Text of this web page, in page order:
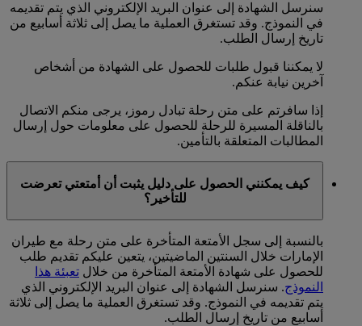
سنرسل الشهادة إلى عنوان البريد الإلكتروني الذي يتم تقديمه
في النموذج. وقد تستغرق العملية ما يصل إلى ثلاثة أسابيع من
تاريخ إرسال الطلب.
لا يمكننا قبول طلبات للحصول على الشهادة من أشخاص
آخرين نيابة عنكم.
إذا سافرتم على متن رحلة تبادل رموز، يرجى منكم الاتصال
بالناقلة المسيرة للرحلة للحصول على معلومات حول إرسال
المطالبات المتعلقة بالتأمين.
كيف يمكنني الحصول على دليل يثبت أن أمتعتي تعرضت
للتأخير؟
بالنسبة إلى سجل الأمتعة المتأخرة على متن رحلة مع طيران
الإمارات خلال السنتين الماضيتين، يتعين عليكم تقديم طلب
للحصول على شهادة الأمتعة المتأخرة من خلال تعبئة هذا
النموذج. سنرسل الشهادة إلى عنوان البريد الإلكتروني الذي
يتم تقديمه في النموذج. وقد تستغرق العملية ما يصل إلى ثلاثة
أسابيع من تاريخ إرسال الطلب.